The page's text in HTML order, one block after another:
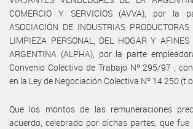
COMERCIO Y SERVICIOS (AVVA), por la
ASOCIACIÓN DE INDUSTRIAS
LIMPIEZA PERSONAL, DEL HOGAR Y
ARGENTINA (ALPHA), por la parte
Convenio Colectivo de Trabajo Nº 295/97 ,
en la Ley de Negociación Colectiva Nº 14.250
Que los montos de las remuneraciones
acuerdo, celebrado por dichas partes, que